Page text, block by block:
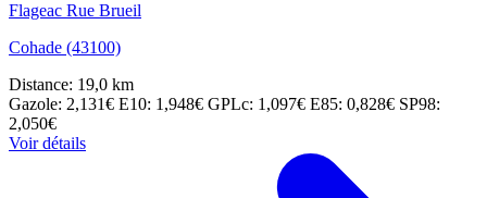
Flageac Rue Brueil
Cohade (43100)
Distance: 19,0 km
Gazole: 2,131€ E10: 1,948€ GPLc: 1,097€ E85: 0,828€ SP98:
2,050€
Voir détails